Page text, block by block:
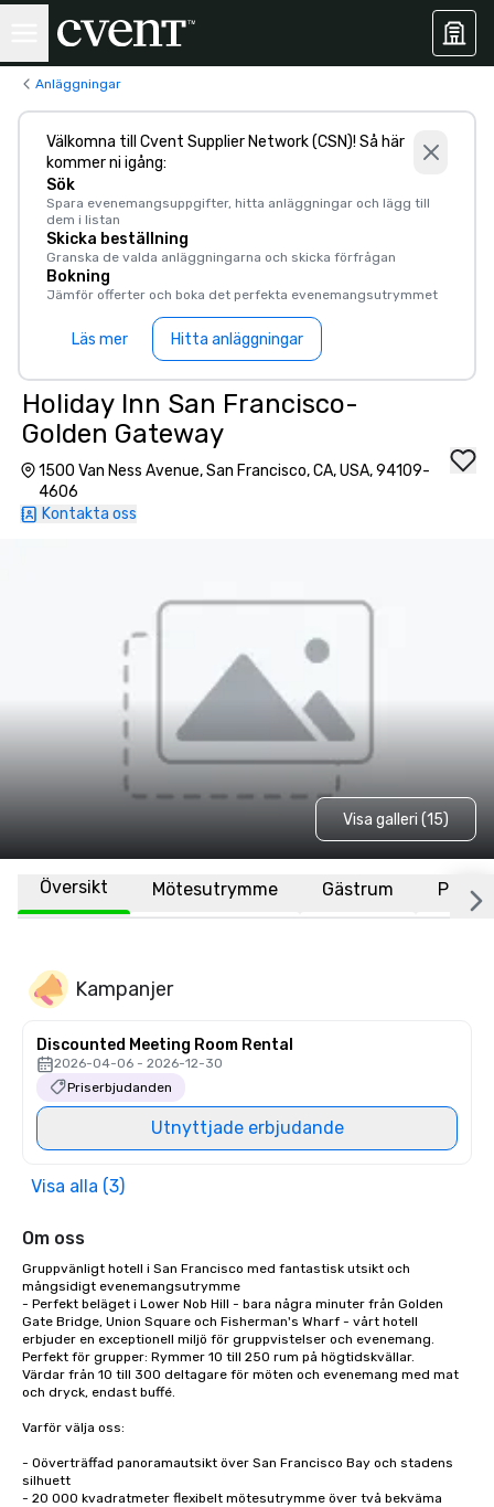
Anläggningar
Välkomna till Cvent Supplier Network (CSN)! Så här
kommer ni igång:
Sök
Spara evenemangsuppgifter, hitta anläggningar och lägg till
dem i listan
Skicka beställning
Granska de valda anläggningarna och skicka förfrågan
Bokning
Jämför offerter och boka det perfekta evenemangsutrymmet
Läs mer Hitta anläggningar
Holiday Inn San Francisco-
Golden Gateway
1500 Van Ness Avenue, San Francisco, CA, USA, 94109-
4606
Kontakta oss
Visa galleri (15)
Översikt Mötesutrymme Gästrum Plats
Kampanjer
Discounted Meeting Room Rental
2026-04-06 - 2026-12-30
Priserbjudanden
Utnyttjade erbjudande
Visa alla (3)
Om oss
Gruppvänligt hotell i San Francisco med fantastisk utsikt och
mångsidigt evenemangsutrymme
- Perfekt beläget i Lower Nob Hill - bara några minuter från Golden
Gate Bridge, Union Square och Fisherman's Wharf - vårt hotell
erbjuder en exceptionell miljö för gruppvistelser och evenemang.
Perfekt för grupper: Rymmer 10 till 250 rum på högtidskvällar.
Värdar från 10 till 300 deltagare för möten och evenemang med mat
och dryck, endast buffé.
Varför välja oss:
- Oöverträffad panoramautsikt över San Francisco Bay och stadens
silhuett
- 20 000 kvadratmeter flexibelt mötesutrymme över två bekväma